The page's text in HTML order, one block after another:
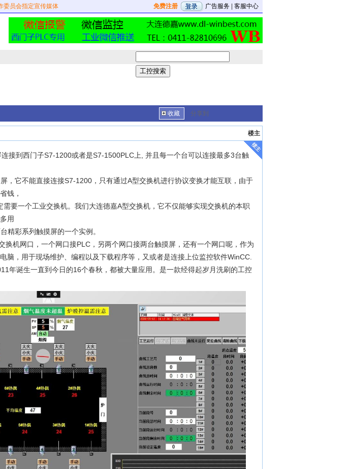
委员会指定宣传媒体 免费注册 广告服务 客服中心
收藏 分享到
楼主
接到西门子S7-1200或者是S7-1500PLC上, 并且每一个台可以连接最多3台触
，它不能直接连接S7-1200，只有通过A型交换机进行协议变换才能互联，由于
钱，
要一个工业交换机。我们大连德嘉A型交换机，它不仅能够实现交换机的本职
用
精彩系列触摸屏的一个实例。
换机网口，一个网口接PLC，另两个网口接两台触摸屏，还有一个网口呢，作为
脑，用于现场维护、编程以及下载程序等，又或者是连接上位监控软件WinCC.
年诞生一直到今日的16个春秋，都被大量应用。是一款经得起岁月洗刷的工控